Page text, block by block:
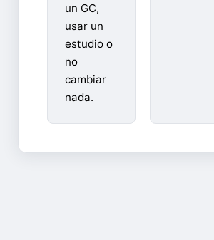
un GC,
usar un
estudio o
no
cambiar
nada.